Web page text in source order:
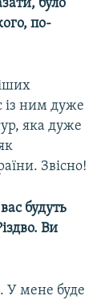
було
по-
із ним дуже
яка дуже
Звісно!
будуть
Ви
У мене буде